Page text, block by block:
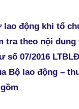
lao động khi tổ
tra theo nội
số 07/2016
Bộ lao động –